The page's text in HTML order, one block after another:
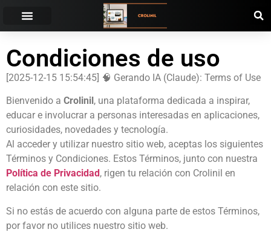
Condiciones de uso
[2025-12-15 15:54:45] 🧠 Gerando IA (Claude): Terms of Use
Bienvenido a Crolinil , una plataforma dedicada a inspirar,
educar e involucrar a personas interesadas en aplicaciones,
curiosidades, novedades y tecnología.
Al acceder y utilizar nuestro sitio web, aceptas los siguientes
Términos y Condiciones. Estos Términos, junto con nuestra
Política de Privacidad , rigen tu relación con Crolinil en
relación con este sitio.
Si no estás de acuerdo con alguna parte de estos Términos,
por favor no utilices nuestro sitio web.